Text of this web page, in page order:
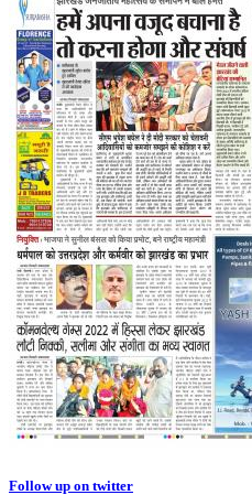
Follow up on twitter